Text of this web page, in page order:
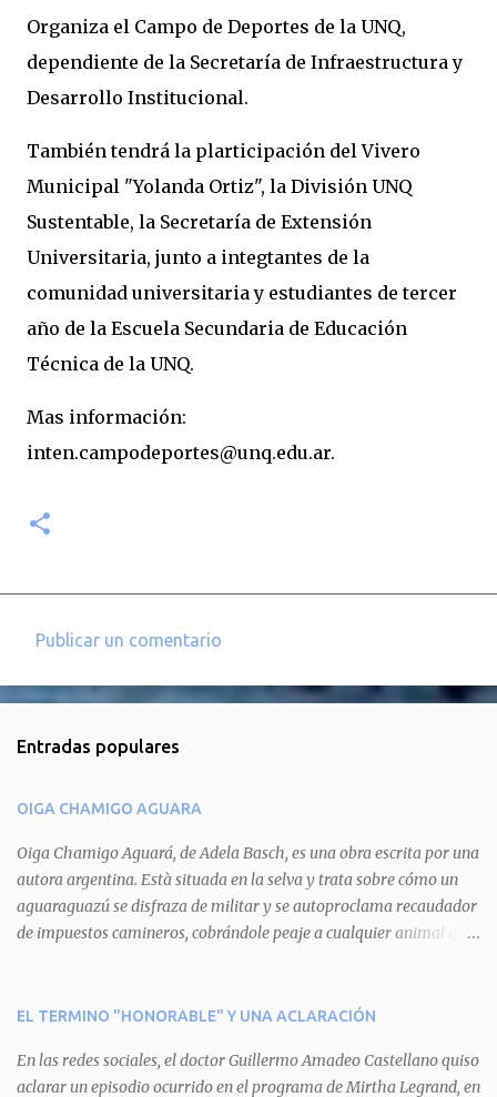
Organiza el Campo de Deportes de la UNQ,
dependiente de la Secretaría de Infraestructura y
Desarrollo Institucional.
También tendrá la plarticipación del Vivero
Municipal "Yolanda Ortiz", la División UNQ
Sustentable, la Secretaría de Extensión
Universitaria, junto a integtantes de la
comunidad universitaria y estudiantes de tercer
año de la Escuela Secundaria de Educación
Técnica de la UNQ.
Mas información:
inten.campodeportes@unq.edu.ar.
e
t
a
r
i
o
Publicar un comentario
Entradas populares
OIGA CHAMIGO AGUARA
Oiga Chamigo Aguará, de Adela Basch, es una obra escrita por una
autora argentina. Està situada en la selva y trata sobre cómo un
aguaraguazú se disfraza de militar y se autoproclama recaudador
de impuestos camineros, cobrándole peaje a cualquier animal que
aguará le provoca. De igual manera pasa con Tatú, el armadillo.
del aguará y pasa sin pagar. Por último, Tui, la cotorra, deja
expuesta la mentira del aguará y arenga a los otros tres
EL TERMINO "HONORABLE" Y UNA ACLARACIÓN
En las redes sociales, el doctor Guillermo Amadeo Castellano quiso
aclarar un episodio ocurrido en el programa de Mirtha Legrand, en